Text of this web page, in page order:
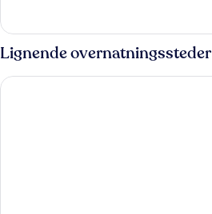
Lignende overnatningssteder
Grecotel Meli Palace